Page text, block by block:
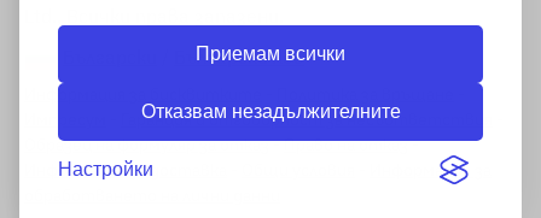
Приемам всички
Отказвам незадължителните
Настройки
Български лев
Информация за бисквитките
Гаранция и отговорност за несъответствия
Образец на формуляр за отказ-Право на отказ-
Информация за доставка
Информация за